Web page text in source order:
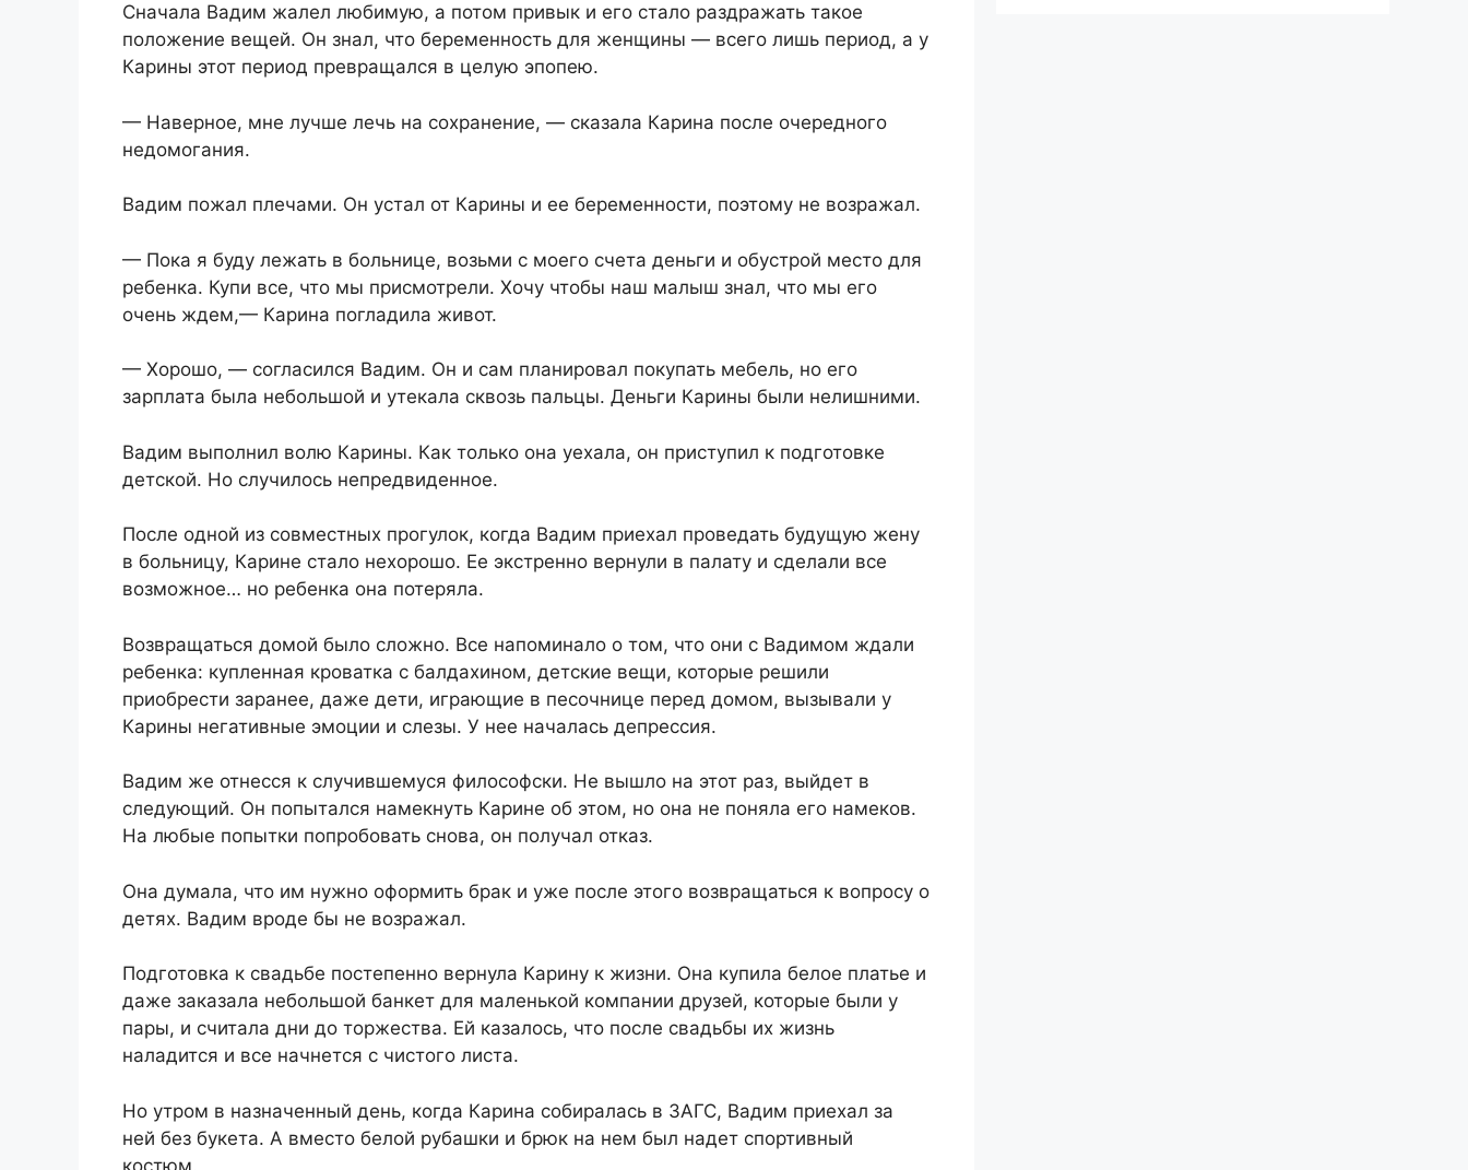
Сначала Вадим жалел любимую, а потом привык и его стало раздражать такое
положение вещей. Он знал, что беременность для женщины — всего лишь период, а у
Карины этот период превращался в целую эпопею.
— Наверное, мне лучше лечь на сохранение, — сказала Карина после очередного
недомогания.
Вадим пожал плечами. Он устал от Карины и ее беременности, поэтому не возражал.
— Пока я буду лежать в больнице, возьми с моего счета деньги и обустрой место для
ребенка. Купи все, что мы присмотрели. Хочу чтобы наш малыш знал, что мы его
очень ждем,— Карина погладила живот.
— Хорошо, — согласился Вадим. Он и сам планировал покупать мебель, но его
зарплата была небольшой и утекала сквозь пальцы. Деньги Карины были нелишними.
Вадим выполнил волю Карины. Как только она уехала, он приступил к подготовке
детской. Но случилось непредвиденное.
После одной из совместных прогулок, когда Вадим приехал проведать будущую жену
в больницу, Карине стало нехорошо. Ее экстренно вернули в палату и сделали все
возможное… но ребенка она потеряла.
Возвращаться домой было сложно. Все напоминало о том, что они с Вадимом ждали
ребенка: купленная кроватка с балдахином, детские вещи, которые решили
приобрести заранее, даже дети, играющие в песочнице перед домом, вызывали у
Карины негативные эмоции и слезы. У нее началась депрессия.
Вадим же отнесся к случившемуся философски. Не вышло на этот раз, выйдет в
следующий. Он попытался намекнуть Карине об этом, но она не поняла его намеков.
На любые попытки попробовать снова, он получал отказ.
Она думала, что им нужно оформить брак и уже после этого возвращаться к вопросу о
детях. Вадим вроде бы не возражал.
Подготовка к свадьбе постепенно вернула Карину к жизни. Она купила белое платье и
даже заказала небольшой банкет для маленькой компании друзей, которые были у
пары, и считала дни до торжества. Ей казалось, что после свадьбы их жизнь
наладится и все начнется с чистого листа.
Но утром в назначенный день, когда Карина собиралась в ЗАГС, Вадим приехал за
ней без букета. А вместо белой рубашки и брюк на нем был надет спортивный
костюм.